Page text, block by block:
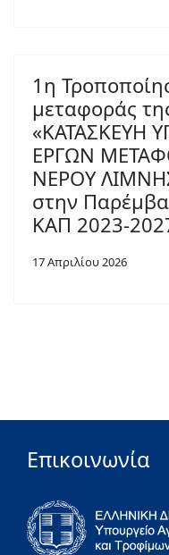
1η
μεταφοράς
«ΚΑΤΑΣΚΕΥΗ
ΕΡΓΩΝ
ΝΕΡΟΥ
στην
ΚΑΠ 2023-
17 Απριλίου 2026
Επικοινωνία